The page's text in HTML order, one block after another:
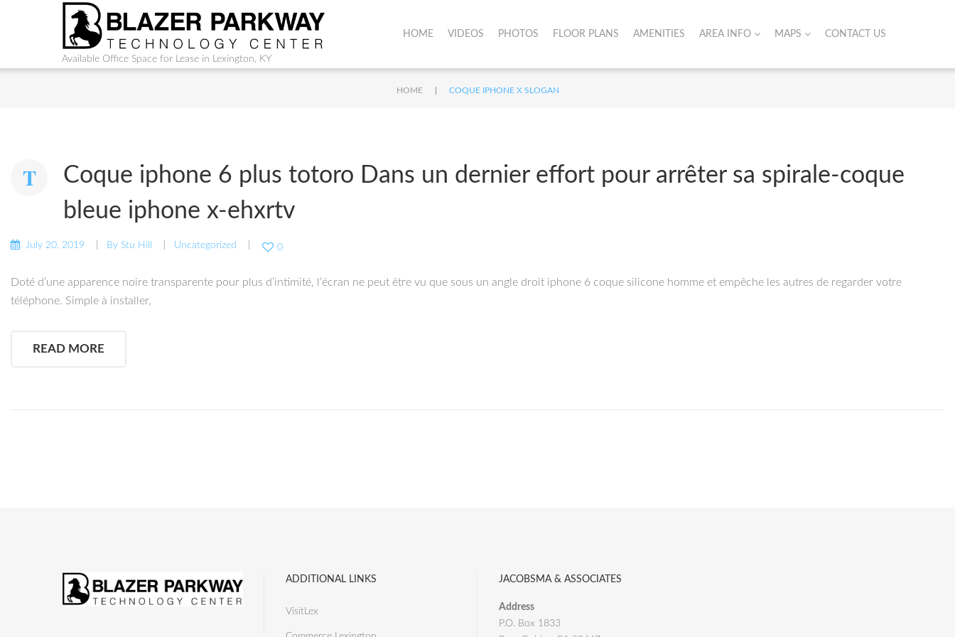
Available Office Space for Lease in Lexington, KY
HOME VIDEOS PHOTOS FLOOR PLANS AMENITIES AREA INFO MAPS CONTACT US
HOME COQUE IPHONE X SLOGAN
Coque iphone 6 plus totoro Dans un dernier effort pour arrêter sa spirale-coque
bleue iphone x-ehxrtv
July 20, 2019 By Stu Hill Uncategorized 0
Doté d’une apparence noire transparente pour plus d’intimité, l’écran ne peut être vu que sous un angle droit iphone 6 coque silicone homme et empêche les autres de regarder votre
téléphone. Simple à installer,
READ MORE
ADDITIONAL LINKS
VisitLex
JACOBSMA & ASSOCIATES
Address
P.O. Box 1833